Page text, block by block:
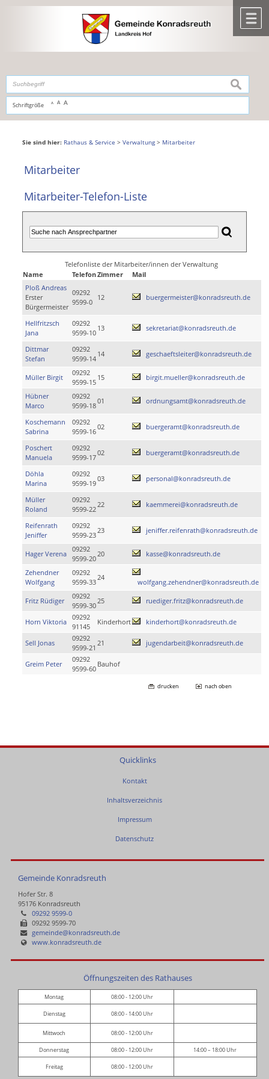
,zur Navigationoderzur Startseitespringen.
Schriftgröße A A A
suchen
Sie sind hier: Rathaus & Service > Verwaltung> Mitarbeiter
Mitarbeiter
Mitarbeiter-Telefon-Liste
Telefonliste der Mitarbeiter/innen der Verwaltung
Name
TelefonZimmer
Mail
Ploß Andreas
Erster
Bürgermeister
09292
9599-0
12 buergermeister@konradsreuth.de
Hellfritzsch
Jana
09292
9599-10
13 sekretariat@konradsreuth.de
Dittmar
Stefan
09292
9599-14
14 geschaeftsleiter@konradsreuth.de
Müller Birgit
09292
9599-15
15 birgit.mueller@konradsreuth.de
Hübner
Marco
09292
9599-18
01 ordnungsamt@konradsreuth.de
Koschemann
Sabrina
09292
9599-16
02 buergeramt@konradsreuth.de
Poschert
Manuela
09292
9599-17
02 buergeramt@konradsreuth.de
Döhla
Marina
09292
9599-19
03 personal@konradsreuth.de
Müller
Roland
09292
9599-22
22 kaemmerei@konradsreuth.de
Reifenrath
Jeniffer
09292
9599-23
23 jeniffer.reifenrath@konradsreuth.de
Hager Verena
09292
9599-20
20 kasse@konradsreuth.de
Zehendner
Wolfgang
09292
9599-33
24
wolfgang.zehendner@konradsreuth.de
Fritz Rüdiger
09292
9599-30
25 ruediger.fritz@konradsreuth.de
Horn Viktoria
09292
91145
Kinderhort kinderhort@konradsreuth.de
Sell Jonas
09292
9599-21
21 jugendarbeit@konradsreuth.de
Greim Peter
09292
9599-60
Bauhof
drucken nach oben
Quicklinks
Kontakt
Inhaltsverzeichnis
Impressum
Datenschutz
Gemeinde Konradsreuth
Hofer Str. 8
95176 Konradsreuth
09292 9599-0
09292 9599-70
gemeinde@konradsreuth.de
www.konradsreuth.de
Öffnungszeiten des Rathauses
Montag 08:00 - 12:00 Uhr
Dienstag 08:00 - 14:00 Uhr
Mittwoch 08:00 - 12:00 Uhr
Donnerstag 08:00 - 12:00 Uhr 14:00 – 18:00 Uhr
Freitag 08:00 - 12:00 Uhr